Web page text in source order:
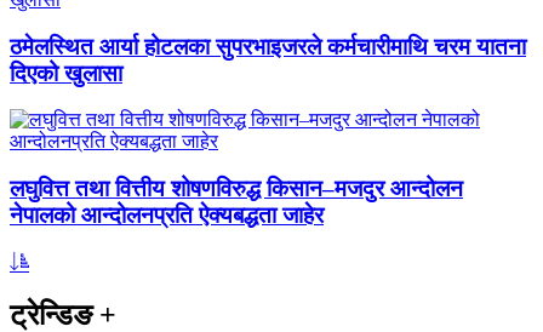
ठमेलस्थित आर्या होटलका सुपरभाइजरले कर्मचारीमाथि चरम यातना
दिएको खुलासा
लघुवित्त तथा वित्तीय शोषणविरुद्ध किसान–मजदुर आन्दोलन
नेपालको आन्दोलनप्रति ऐक्यबद्धता जाहेर
ट्रेन्डिङ+